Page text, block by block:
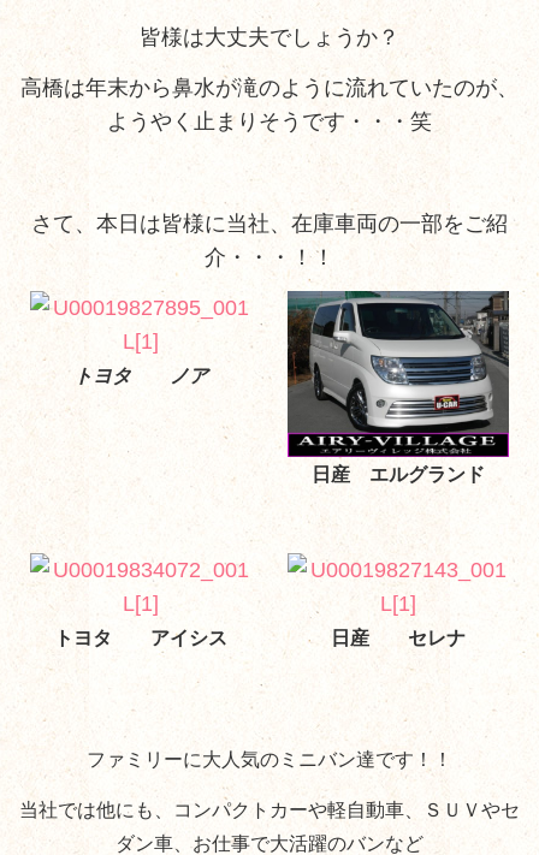
皆様は大丈夫でしょうか？
高橋は年末から鼻水が滝のように流れていたのが、
ようやく止まりそうです・・・笑
さて、本日は皆様に当社、在庫車両の一部をご紹
介・・・！！
トヨタ ノア
日産 エルグランド
トヨタ アイシス 日産 セレナ
ファミリーに大人気のミニバン達です！！
当社では他にも、コンパクトカーや軽自動車、ＳＵＶやセ
ダン車、お仕事で大活躍のバンなど